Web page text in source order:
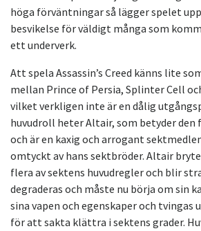
höga förväntningar så lägger spelet
besvikelse för väldigt många som
ett underverk.
Att spela Assassin’s Creed känns lite
mellan Prince of Persia, Splinter Cell
vilket verkligen inte är en dålig
huvudroll heter Altair, som betyder den
och är en kaxig och arrogant
omtyckt av hans sektbröder. Altair
flera av sektens huvudregler och blir
degraderas och måste nu börja om sin
sina vapen och egenskaper och tvingas
för att sakta klättra i sektens grader.